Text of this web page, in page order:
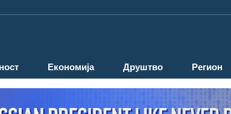
Економија Друштво Регион